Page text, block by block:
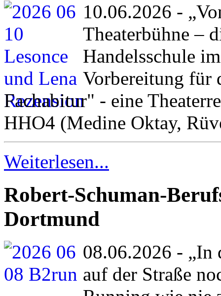
10.06.2026 -
Theaterbühne –
Handelsschule
Vorbereitung für
Fachabitur" - eine
HHO4 (Medine Oktay,
Weiterlesen...
Robert-Schuman-
Dortmund
08.06.2026 - „In
auf der Straße